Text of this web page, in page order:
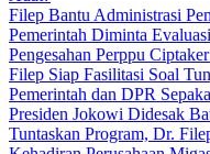
Filep Bantu Administrasi
Pemerintah Diminta
Pengesahan Perppu
Filep Siap Fasilitasi Soal
Pemerintah dan DPR
Presiden Jokowi Didesak
Tuntaskan Program, Dr.